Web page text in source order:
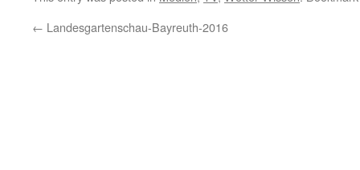
← Landesgartenschau-Bayreuth-2016